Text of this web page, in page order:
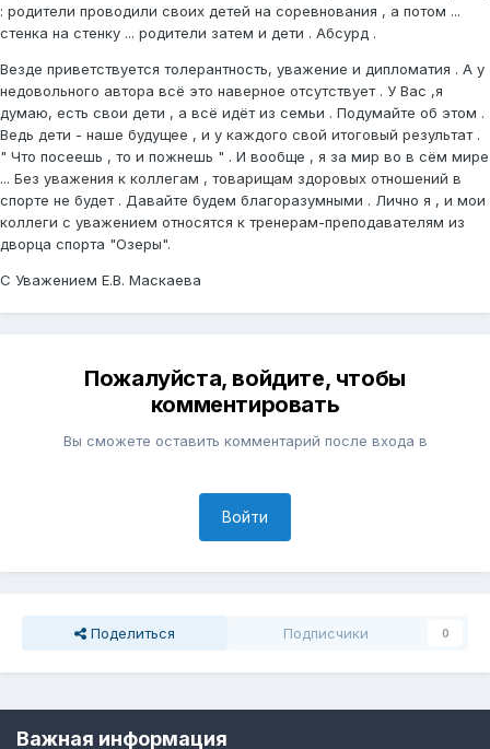
: родители проводили своих детей на соревнования , а потом ...
стенка на стенку ... родители затем и дети . Абсурд .
Везде приветствуется толерантность, уважение и дипломатия . А у
недовольного автора всё это наверное отсутствует . У Вас ,я
думаю, есть свои дети , а всё идёт из семьи . Подумайте об этом .
Ведь дети - наше будущее , и у каждого свой итоговый результат .
" Что посеешь , то и пожнешь " . И вообще , я за мир во в сём мире
... Без уважения к коллегам , товарищам здоровых отношений в
спорте не будет . Давайте будем благоразумными . Лично я , и мои
коллеги с уважением относятся к тренерам-преподавателям из
дворца спорта "Озеры".
С Уважением Е.В. Маскаева
Пожалуйста, войдите, чтобы
комментировать
Вы сможете оставить комментарий после входа в
Войти
Поделиться Подписчики 0
Важная информация